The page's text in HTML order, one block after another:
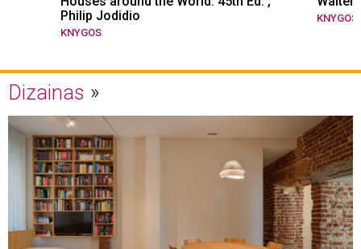
Philip Jodidio
KNYGOS
KNYGOS
Dizainas